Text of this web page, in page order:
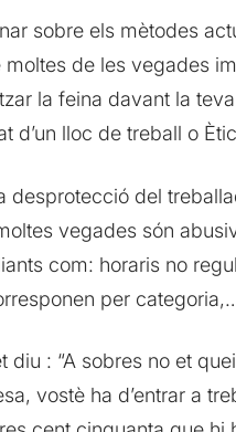
sobre els mètodes
de les vegades
la feina davant la
d’un lloc de treball o
desprotecció del
vegades són
com: horaris no
per
: “A sobres no et
vostè ha d’entrar a